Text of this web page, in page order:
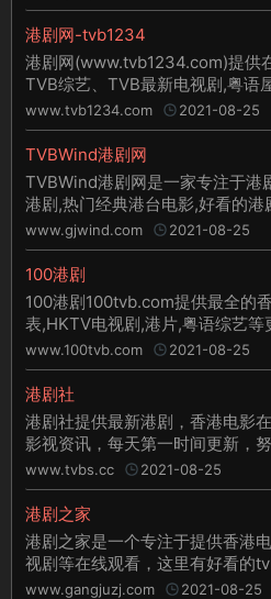
港剧网-tvb1234
港剧网(www.tvb1234.com)提供
TVB综艺、TVB最新电视剧,粤语
语剧粤语电影在线观看,尽在港剧网
www.tvb1234.com 2021-08-25
TVBWind港剧网
TVBWind港剧网是一家专注于港
港剧,热门经典港台电影,好看的港
汁原味的TVB粤语频道！！
www.gjwind.com 2021-08-25
100港剧
100港剧100tvb.com提供最全的
表,HKTV电视剧,港片,粤语综艺等
欢看TVB剧集的港剧迷们!
www.100tvb.com 2021-08-25
港剧社
港剧社提供最新港剧，香港电影
影视资讯，每天第一时间更新，
www.tvbs.cc 2021-08-25
港剧之家
港剧之家是一个专注于提供香港
视剧等在线观看，这里有好看的
台、电影等高清免费播放，另外
www.gangjuzj.com 2021-08-25